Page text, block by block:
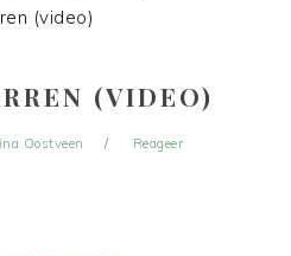
(video)
(VIDEO)
Oostveen Reageer